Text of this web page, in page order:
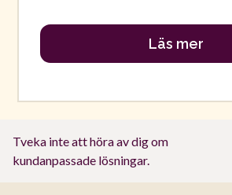
Läs mer
Tveka inte att höra av dig om
kundanpassade lösningar.